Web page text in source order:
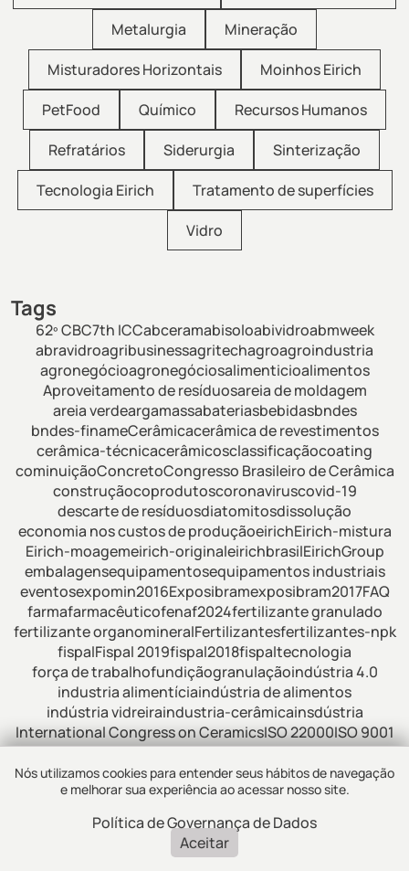
Nós utilizamos cookies para entender seus hábitos de navegação
e melhorar sua experiência ao acessar nosso site.
Aceitar
Política de Governança de Dados
Metalurgia
Mineração
Misturadores Horizontais
Moinhos Eirich
PetFood
Químico
Recursos Humanos
Refratários
Siderurgia
Sinterização
Tecnologia Eirich
Tratamento de superfícies
Vidro
Tags
62º CBC7th ICCabceramabisoloabividroabmweek
abravidroagribusinessagritechagroagroindustria
agronegócioagronegóciosalimenticioalimentos
Aproveitamento de resíduosareia de moldagem
areia verdeargamassabateriasbebidasbndes
bndes-finameCerâmicacerâmica de revestimentos
cerâmica-técnicacerâmicosclassificaçãocoating
cominuiçãoConcretoCongresso Brasileiro de Cerâmica
construçãocoprodutoscoronaviruscovid-19
descarte de resíduosdiatomitosdissolução
economia nos custos de produçãoeirichEirich-mistura
Eirich-moagemeirich-originaleirichbrasilEirichGroup
embalagensequipamentosequipamentos industriais
eventosexpomin2016Exposibramexposibram2017FAQ
farmafarmacêuticofenaf2024fertilizante granulado
fertilizante organomineralFertilizantesfertilizantes-npk
fispalFispal 2019fispal2018fispaltecnologia
força de trabalhofundiçãogranulaçãoindústria 4.0
industria alimentíciaindústria de alimentos
indústria vidreiraindustria-cerâmicainsdústria
International Congress on CeramicsISO 22000ISO 9001
lixiviaçãomanutenção preventiva
materiais de construçãomeio ambientemetalurgia
micropelotizaçãomineraçãominériodeferro
minérios de ferro mistura
mistura de fertilizantes
mistura intensivamistura-industrialmisturador
misturador de alimentosmisturador de dissolução
mostrar todas as tags